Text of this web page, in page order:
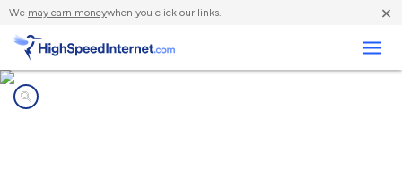
We may earn moneywhen you click our links. ×